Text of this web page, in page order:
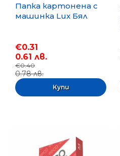
Папка картонена с
машинка Lux Бял
€0.31
0.61 лв.
€0.40
0.78 лв.